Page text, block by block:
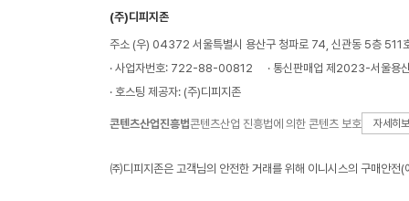
(주)디피지존
주소 (우) 04372 서울특별시 용산구 청파로 74, 신관동 5층 511
· 사업자번호: 722-88-00812
· 통신판매업 제2023-서울
· 호스팅 제공자: (주)디피지존
콘텐츠산업진흥법콘텐츠산업 진흥법에 의한 콘텐츠 보호 자세히
㈜디피지존은 고객님의 안전한 거래를 위해 이니시스의 구매안전